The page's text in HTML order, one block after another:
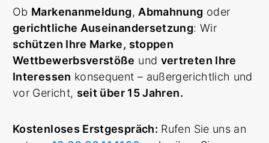
Ob Markenanmeldung, Abmahnung oder
gerichtliche Auseinandersetzung: Wir
schützen Ihre Marke, stoppen
Wettbewerbsverstöße und vertreten Ihre
Interessen konsequent – außergerichtlich und
vor Gericht, seit über 15 Jahren.
Kostenloses Erstgespräch: Rufen Sie uns an